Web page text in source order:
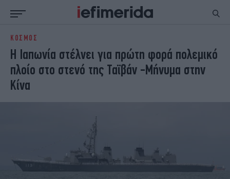
ΕΙΔΗΣΕΙΣ
NON PAPER
ΕΛΛΑΔΑ
ΟΙΚΟΝΟΜΙΑ
ΚΟΣΜΟΣ
ΠΟΛΙΤΙΣΜΟΣ
TRAVEL
ΤΕΧΝΟΛΟΓΙΑ
ΥΓΕΙΑ
ΚΟΣΜΟΣ
Η Ιαπωνία στέλνει για πρώτη φορά πολεμικό
πλοίο στο στενό της Ταϊβάν -Μήνυμα στην
Κίνα